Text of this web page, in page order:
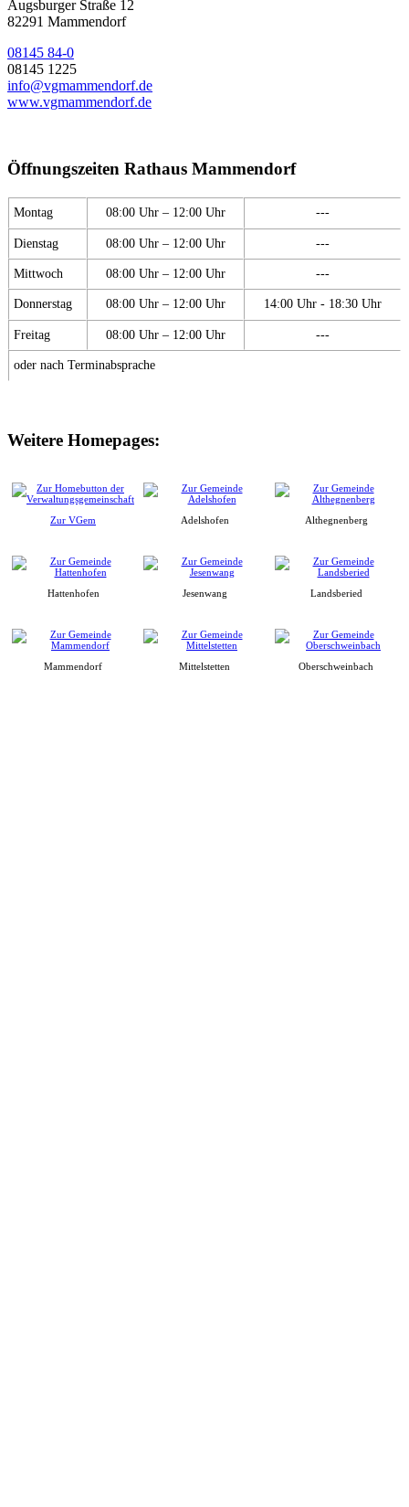
Augsburger Straße 12
82291 Mammendorf
08145 84-0
08145 1225
info@vgmammendorf.de
www.vgmammendorf.de
Öffnungszeiten Rathaus Mammendorf
Montag 08:00 Uhr – 12:00 Uhr ---
Dienstag 08:00 Uhr – 12:00 Uhr ---
Mittwoch 08:00 Uhr – 12:00 Uhr ---
Donnerstag 08:00 Uhr – 12:00 Uhr 14:00 Uhr - 18:30 Uhr
Freitag 08:00 Uhr – 12:00 Uhr ---
oder nach Terminabsprache
Weitere Homepages:
Zur VGem Adelshofen Althegnenberg
Hattenhofen Jesenwang Landsberied
Mammendorf Mittelstetten Oberschweinbach